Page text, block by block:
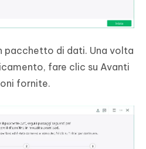
pacchetto di dati. Una volta
fare clic su Avanti
fornite.